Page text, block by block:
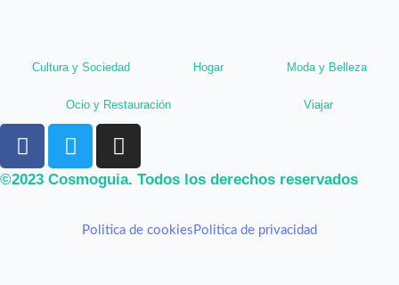
Cultura y Sociedad Hogar Moda y Belleza
Ocio y Restauración Viajar
F
a
c
T
w
i
I
n
s
a
©2023 Cosmoguia. Todos los derechos reservados
Politica de cookies Politica de privacidad